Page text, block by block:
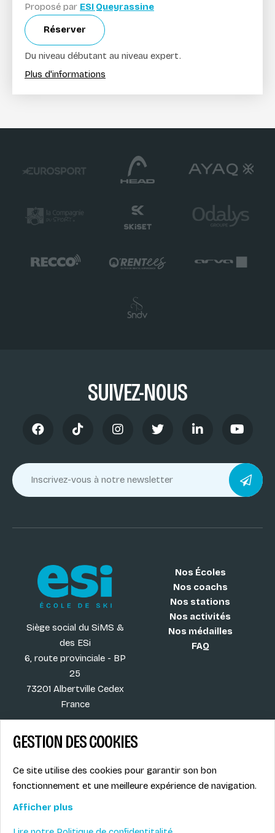
Proposé par ESI Queyrassine
Réserver
Du niveau débutant au niveau expert.
Plus d'informations
SUIVEZ-NOUS
Siège social du SiMS &
des ESi
6, route provinciale - BP
25
73201 Albertville Cedex
France
Nos Écoles
Nos coachs
Nos stations
Nos activités
Nos médailles
FAQ
Les plus ESI
Offres d'emploi
Le syndicat SIMS
Mentions légales
Politique de
GESTION DES COOKIES
Ce site utilise des cookies pour garantir son bon
fonctionnement et une meilleure expérience de navigation.
Afficher plus